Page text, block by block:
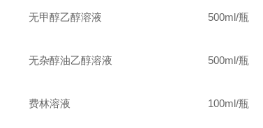
无甲醇乙醇溶液 500ml/瓶
无杂醇油乙醇溶液 500ml/瓶
费林溶液 100ml/瓶